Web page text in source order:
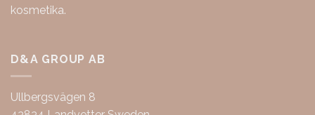
kosmetika.
D&A GROUP AB
Ullbergsvägen 8